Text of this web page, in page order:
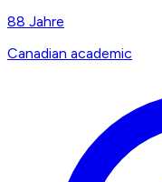
88 Jahre
Canadian academic